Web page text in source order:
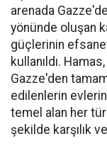
arenada
yönünde oluşan
güçlerinin
kullanıldı.
Gazze'den
edilenlerin
temel alan her
şekilde karşılık